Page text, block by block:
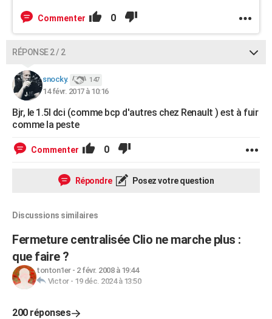
Commenter 0
RÉPONSE 2 / 2
snocky. 147
14 févr. 2017 à 10:16
Bjr, le 1.5l dci (comme bcp d'autres chez Renault ) est à fuir
comme la peste
Commenter 0
Répondre Posez votre question
Discussions similaires
Fermeture centralisée Clio ne marche plus :
que faire ?
tonton1er- 2 févr. 2008 à 19:44
Victor- 19 déc. 2024 à 13:50
200 réponses